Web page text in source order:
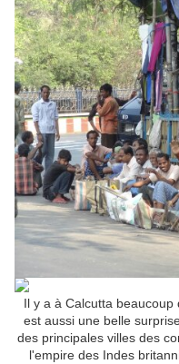
Il y a à Calcutta
est aussi une belle
des principales villes des
l'empire des Indes